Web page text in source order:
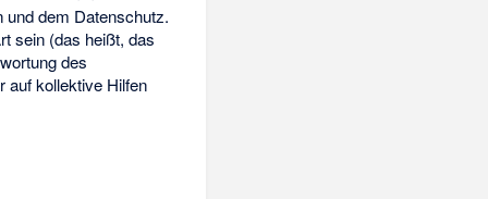
dem Datenschutz.
sein (das heißt, das
des
auf kollektive Hilfen